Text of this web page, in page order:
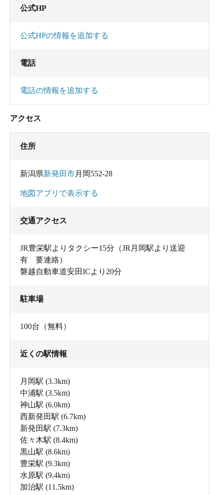
公式HP
公式HPの情報を追加する
電話
電話の情報を追加する
アクセス
住所
新潟県新発田市月岡552-28
地図アプリで表示する
交通アクセス
JR豊栄駅よりタクシー15分（JR月岡駅より送迎
有 要連絡）
磐越自動車道安田ICより20分
駐車場
100台（無料）
近くの駅情報
月岡駅 (3.3km)
中浦駅 (3.5km)
神山駅 (6.0km)
西新発田駅 (6.7km)
新発田駅 (7.3km)
佐々木駅 (8.4km)
黒山駅 (8.6km)
豊栄駅 (9.3km)
水原駅 (9.4km)
加治駅 (11.5km)